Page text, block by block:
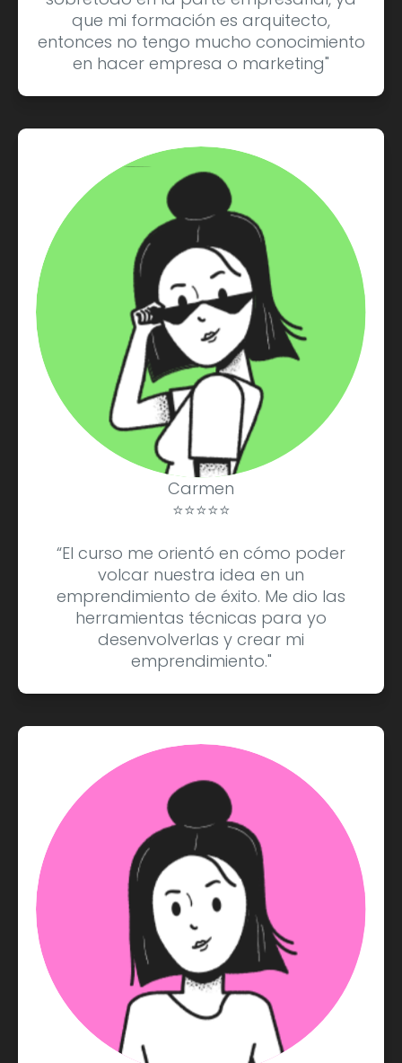
que mi formación es arquitecto,
entonces no tengo mucho conocimiento
en hacer empresa o marketing"
Carmen
⭐⭐⭐⭐⭐
“El curso me orientó en cómo poder
volcar nuestra idea en un
emprendimiento de éxito. Me dio las
herramientas técnicas para yo
desenvolverlas y crear mi
emprendimiento."